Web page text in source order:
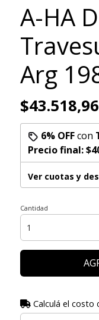
A-HA
Arg
$43.518,96
6% OFFcon
Precio final:
Ver cuotas y
Cantidad
Calculá el costo